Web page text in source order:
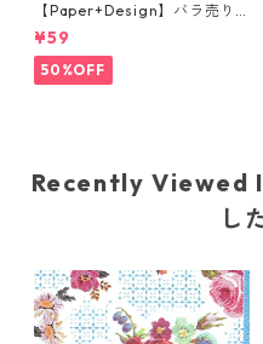
【Paper+Design】バラ売り2
枚 カクテルサイズ ペーパーナ
プキン Aperole ブラック
¥59
50%OFF
Recently Viewed
し